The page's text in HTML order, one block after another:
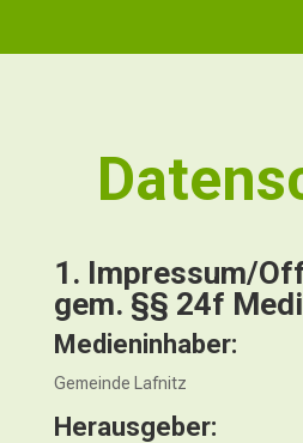
1. Impressum/
gem. §§ 24f
Medieninhaber:
Gemeinde Lafnitz
Herausgeber: